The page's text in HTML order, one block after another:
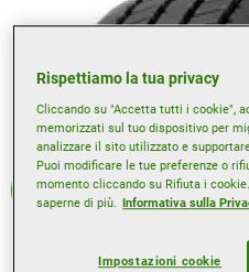
Estate
Rispettiamo la tua privacy
Cliccando su "Accetta tutti i cookie",
memorizzati sul tuo dispositivo per
analizzare il sito utilizzato e
Puoi modificare le tue preferenze o
momento cliccando su Rifiuta i
saperne di più. Informativa sulla
Impostazioni cookie